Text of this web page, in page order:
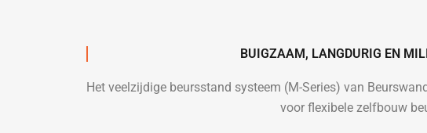
BUIGZAAM, LANGDURIG EN
Het veelzijdige beursstand systeem (M-Series) van
voor flexibele zelfbouw